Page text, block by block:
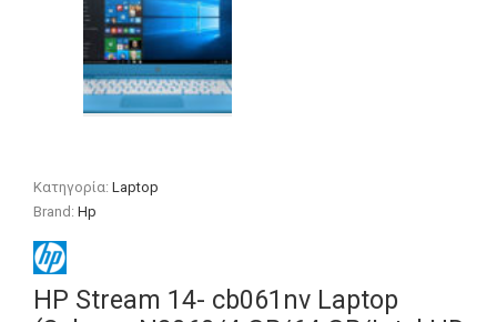
Κατηγορία:Laptop
Brand:Hp
HP Stream 14- cb061nv Laptop